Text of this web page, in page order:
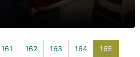
161 162 163 164 165